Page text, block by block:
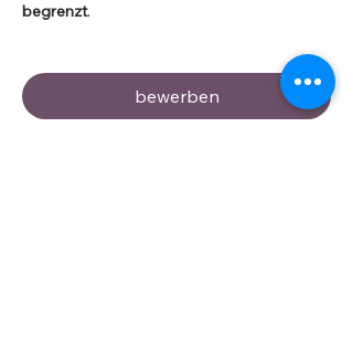
begrenzt.
bewerben